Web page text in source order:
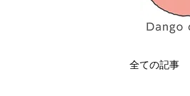
全ての記事